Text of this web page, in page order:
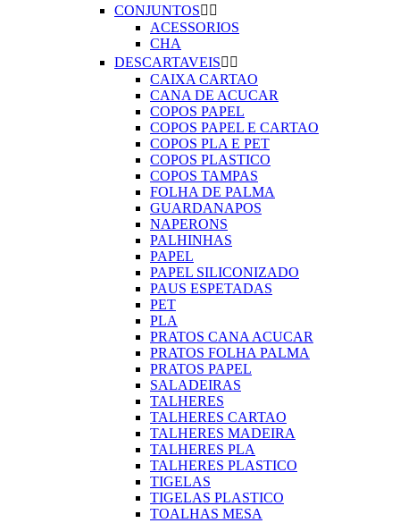
CONJUNTOS 
ACESSORIOS
CHA
DESCARTAVEIS 
CAIXA CARTAO
CANA DE ACUCAR
COPOS PAPEL
COPOS PAPEL E CARTAO
COPOS PLA E PET
COPOS PLASTICO
COPOS TAMPAS
FOLHA DE PALMA
GUARDANAPOS
NAPERONS
PALHINHAS
PAPEL
PAPEL SILICONIZADO
PAUS ESPETADAS
PET
PLA
PRATOS CANA ACUCAR
PRATOS FOLHA PALMA
PRATOS PAPEL
SALADEIRAS
TALHERES
TALHERES CARTAO
TALHERES MADEIRA
TALHERES PLA
TALHERES PLASTICO
TIGELAS
TIGELAS PLASTICO
TOALHAS MESA